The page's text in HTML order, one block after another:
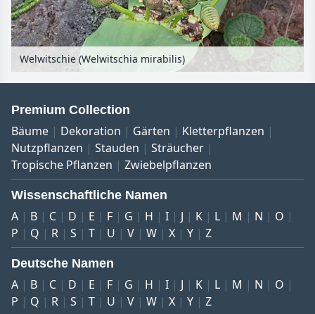
Welwitschie (Welwitschia mirabilis)
Premium Collection
Bäume Dekoration Gärten
Kletterpflanzen
Nutzpflanzen
Stauden
Sträucher
Tropische Pflanzen
Zwiebelpflanzen
Wissenschaftliche Namen
A B C D E F G H I J K L M N
O
P
Q R S T U V W X Y Z
Deutsche Namen
A B C D E F G H I J K L M N
O
P
Q R S T U V W X Y Z